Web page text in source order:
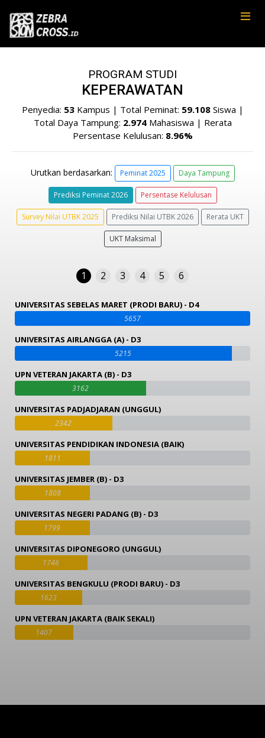
PROGRAM STUDI
KEPERAWATAN
Penyedia: 53Kampus | Total Peminat: 59.108Siswa |
Total Daya Tampung: 2.974Mahasiswa | Rerata
Persentase Kelulusan: 8.96%
Urutkan berdasarkan: Peminat 2025 Daya Tampung
Prediksi Peminat 2026 Persentase Kelulusan
Survey Nilai UTBK 2025 Prediksi Nilai UTBK 2026 Rerata UKT
UKT Maksimal
1 2 3 4 5 6
UNIVERSITAS SEBELAS MARET (PRODI BARU) - D4
5657
UNIVERSITAS AIRLANGGA (A) - D3
5215
UPN VETERAN JAKARTA (B) - D3
3162
UNIVERSITAS PADJADJARAN (UNGGUL)
2342
UNIVERSITAS PENDIDIKAN INDONESIA (BAIK)
1811
UNIVERSITAS JEMBER (B) - D3
1808
UNIVERSITAS NEGERI PADANG (B) - D3
1799
UNIVERSITAS DIPONEGORO (UNGGUL)
1746
UNIVERSITAS BENGKULU (PRODI BARU) - D3
1623
UPN VETERAN JAKARTA (BAIK SEKALI)
1407